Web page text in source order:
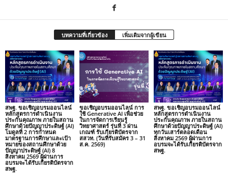
บทความที่เกี่ยวข้อง เพิ่มเติมจากผู้เขียน
สพฐ. ขอเชิญอบรมออนไลน์
หลักสูตรการดำเนินงาน
ประกันคุณภาพ ภายในสถาน
ศึกษาด้วยปัญญาประดิษฐ์ (AI)
โมดูลที่ 2 การกำหนด
มาตรฐานการศึกษาและเป้า
หมายของสถานศึกษาด้วย
ปัญญาประดิษฐ์ (AI) 8
สิงหาคม 2569 ผู้ผ่านการ
อบรมจะได้รับเกียรติบัตรจาก
สพฐ.
ขอเชิญอบรมออนไลน์ การ
ใช้ Generative AI เพื่อช่วย
ในการจัดการเรียนรู้
วิทยาศาสตร์ รุ่นที่ 3 ผ่าน
เกณฑ์ รับเกียรติบัตรจาก
สสวท. (วันที่รับสมัคร 3 – 31
ส.ค. 2569)
สพฐ. ขอเชิญอบรมออนไลน์
หลักสูตรการดำเนินงาน
ประกันคุณภาพ ภายในสถาน
ศึกษาด้วยปัญญาประดิษฐ์ (AI)
ทุกวันเสาร์ตลอดเดือน
สิงหาคม 2569 ผู้ผ่านการ
อบรมจะได้รับเกียรติบัตรจาก
สพฐ.